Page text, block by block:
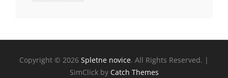
Copyright © 2026 Spletne novice. All Rights Reserved. |
SimClick by Catch Themes